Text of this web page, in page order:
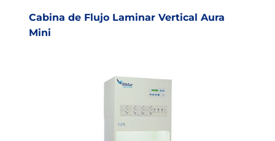
Cabina de Flujo Laminar Vertical Aura
Mini